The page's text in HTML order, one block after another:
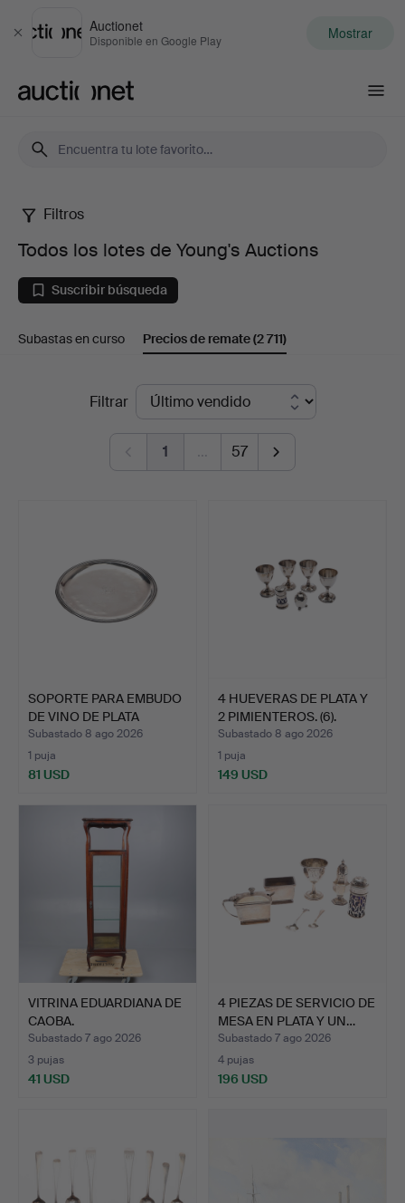
Cerrar
Auctionet
Disponible en Google Play Mostrar
Todos
los
lotes
de
Young's
Auctions
Filtros
Todos los lotes de Young's Auctions
Suscribir búsqueda
Subastas en curso Precios de remate(2 711)
Filtrar
1 … 57
SOPORTE PARA EMBUDO
DE VINO DE PLATA
PROVI…
Subastado 8 ago 2026
1 puja
81 USD
4 HUEVERAS DE PLATA Y
2 PIMIENTEROS. (6).
Subastado 8 ago 2026
1 puja
149 USD
VITRINA EDUARDIANA DE
CAOBA.
Subastado 7 ago 2026
3 pujas
41 USD
4 PIEZAS DE SERVICIO DE
MESA EN PLATA Y UN…
Subastado 7 ago 2026
4 pujas
196 USD